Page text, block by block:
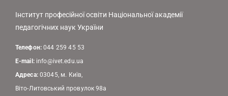
Інститут професійної освіти Національної академії
педагогічних наук України
Телефон:044 259 45 53
E-mail: info@ivet.edu.ua
Адреса:03045, м. Київ,
Віто-Литовський провулок 98а